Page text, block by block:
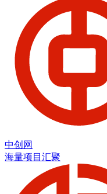
中创网
海量项目汇聚